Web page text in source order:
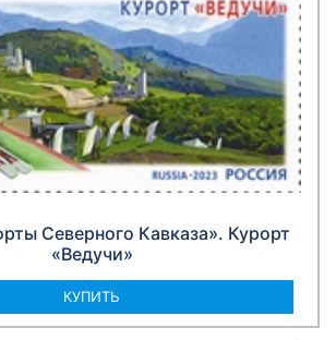
Северного Кавказа». Курорт
«Ведучи»
КУПИТЬ